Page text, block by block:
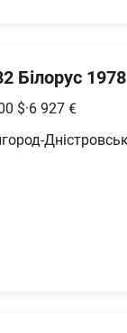
Білорус 1978
$·6 927 €